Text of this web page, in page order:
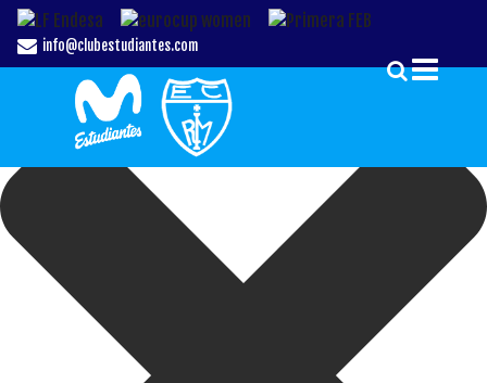
Gestionar el Consentimiento de las Cookies
info@clubestudiantes.com